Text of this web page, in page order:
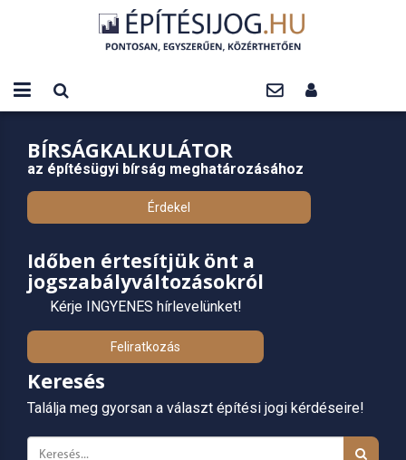
BÍRSÁGKALKULÁTOR
az építésügyi bírság meghatározásához
Érdekel
Időben értesítjük önt a
jogszabályváltozásokról
Kérje INGYENES hírlevelünket!
Feliratkozás
Keresés
Találja meg gyorsan a választ építési jogi kérdéseire!